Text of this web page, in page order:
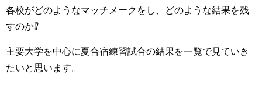
各校がどのようなマッチメークをし、どのような結果を残
すのか⁉
主要大学を中心に夏合宿練習試合の結果を一覧で見ていき
たいと思います。